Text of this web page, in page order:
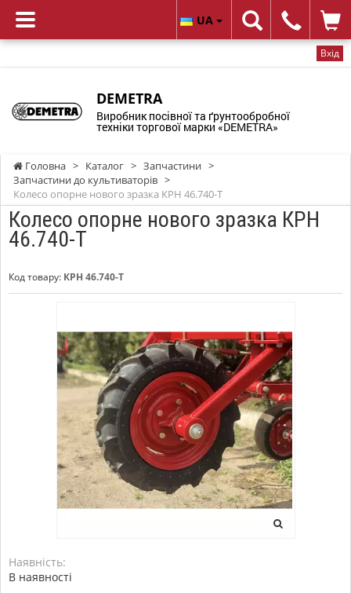
Вхід
DEMETRA
Виробник посівної та ґрунтообробної
техніки торгової марки «DEMETRA»
UA
Головна > Каталог > Запчастини >
Запчастини до культиваторів >
Колесо опорне нового зразка КРН 46.740-Т
Колесо опорне нового зразка КРН
46.740-Т
Код товару: КРН 46.740-Т
Наявність:
В наявності